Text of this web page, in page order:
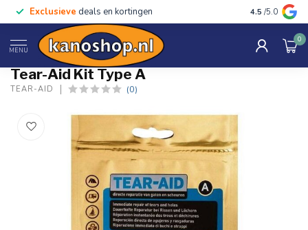
Exclusieve deals en kortingen 4.5 /5.0
MENU
0
Home / Kit Type A
Tear-Aid Kit Type A
TEAR-AID (0)